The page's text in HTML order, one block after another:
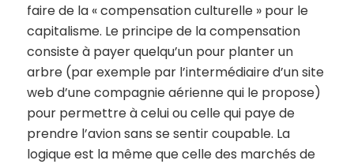
faire de la « compensation culturelle » pour le
capitalisme. Le principe de la compensation
consiste à payer quelqu’un pour planter un
arbre (par exemple par l’intermédiaire d’un site
web d’une compagnie aérienne qui le propose)
pour permettre à celui ou celle qui paye de
prendre l’avion sans se sentir coupable. La
logique est la même que celle des marchés de